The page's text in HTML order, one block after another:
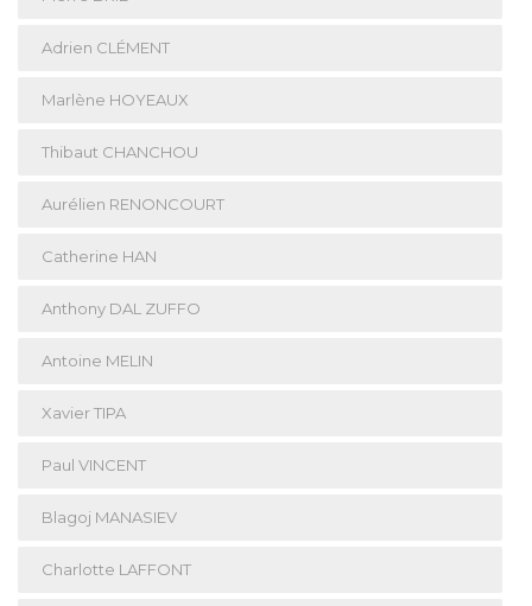
Adrien CLÉMENT
Marlène HOYEAUX
Thibaut CHANCHOU
Aurélien RENONCOURT
Catherine HAN
Anthony DAL ZUFFO
Antoine MELIN
Xavier TIPA
Paul VINCENT
Blagoj MANASIEV
Charlotte LAFFONT